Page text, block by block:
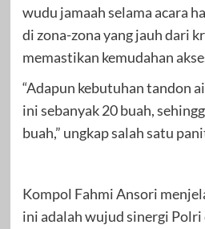
wudu jamaah selama acara
di zona-zona yang jauh dari
memastikan kemudahan
“Adapun kebutuhan tandon
ini sebanyak 20 buah,
buah,” ungkap salah satu
Kompol Fahmi Ansori
ini adalah wujud sinergi Polri